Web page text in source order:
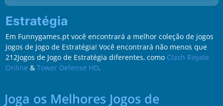
Estratégia
Em Funnygames.pt você encontrará a melhor coleção de jogos
Jogos de Jogo de Estratégia! Você encontrará não menos que
212Jogos de Jogo de Estratégia diferentes, como Clash Royale
Online & Tower Defense HD.
Joga os Melhores Jogos de